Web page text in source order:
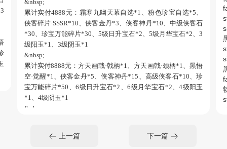
&nbsp;
累计实付4888元：霜寒九幽天幕自选*1、粉色珍宝自选*5、
侠客碎片·SSSR*10、侠客金丹*3、侠客神丹*10、中级侠客石
*30、珍宝万能碎片*30、5级日升宝石*2、5级月华宝石*2、3
级阳玉*1、3级阴玉*1
&nbsp;
累计实付8888元：方天画戟·戟柄*1、方天画戟·颈柄*1、黑悟
空·觉醒*1、侠客金丹*5、侠客神丹*15、高级侠客石*10、珍
宝万能碎片*50、6级日升宝石*2、6级月华宝石*2、4级阳玉
*1、4级阴玉*1
&nbsp;
石*20、侠客神丹*10、7级日升宝石*2、7级月华宝石*2、5级
上一篇 下一篇